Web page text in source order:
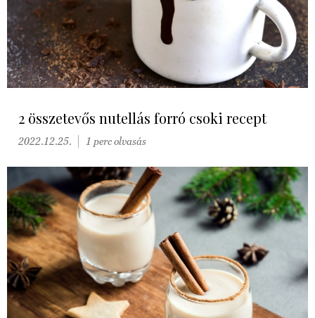
2 összetevős nutellás forró csoki recept
2022.12.25. 1 perc olvasás